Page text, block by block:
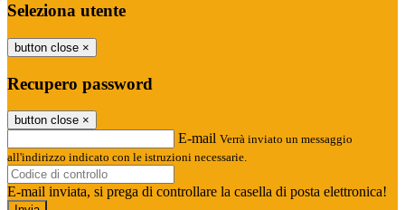
Seleziona utente
button close ×
Recupero password
button close ×
E-mail Verrà inviato un messaggio
all'indirizzo indicato con le istruzioni necessarie.
E-mail inviata, si prega di controllare la casella di posta elettronica!